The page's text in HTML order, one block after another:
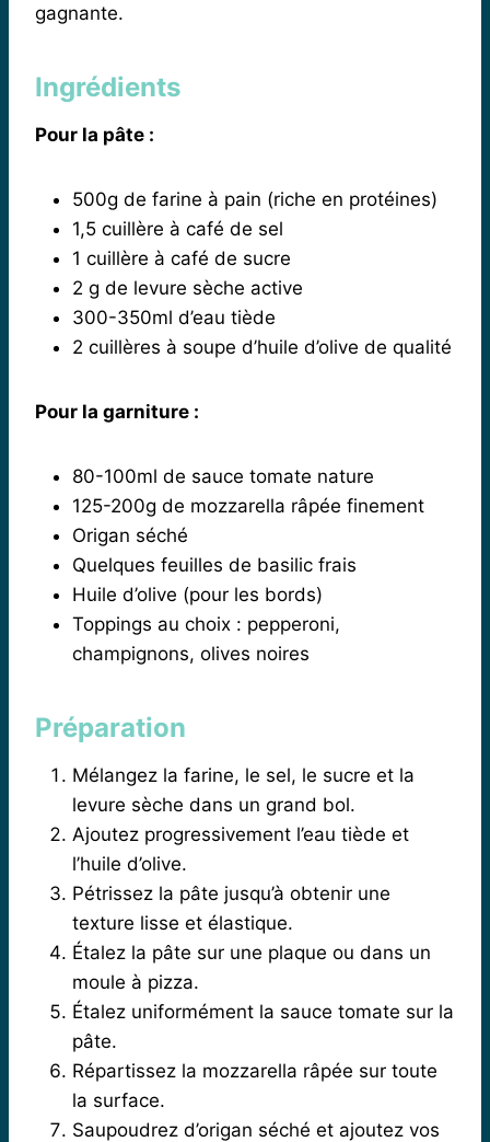
gagnante.
Ingrédients
Pour la pâte :
500g de farine à pain (riche en protéines)
1,5 cuillère à café de sel
1 cuillère à café de sucre
2 g de levure sèche active
300-350ml d’eau tiède
2 cuillères à soupe d’huile d’olive de qualité
Pour la garniture :
80-100ml de sauce tomate nature
125-200g de mozzarella râpée finement
Origan séché
Quelques feuilles de basilic frais
Huile d’olive (pour les bords)
Toppings au choix : pepperoni,
champignons, olives noires
Préparation
Mélangez la farine, le sel, le sucre et la
levure sèche dans un grand bol.
Ajoutez progressivement l’eau tiède et
l’huile d’olive.
Pétrissez la pâte jusqu’à obtenir une
texture lisse et élastique.
Étalez la pâte sur une plaque ou dans un
moule à pizza.
Étalez uniformément la sauce tomate sur la
pâte.
Répartissez la mozzarella râpée sur toute
la surface.
Saupoudrez d’origan séché et ajoutez vos